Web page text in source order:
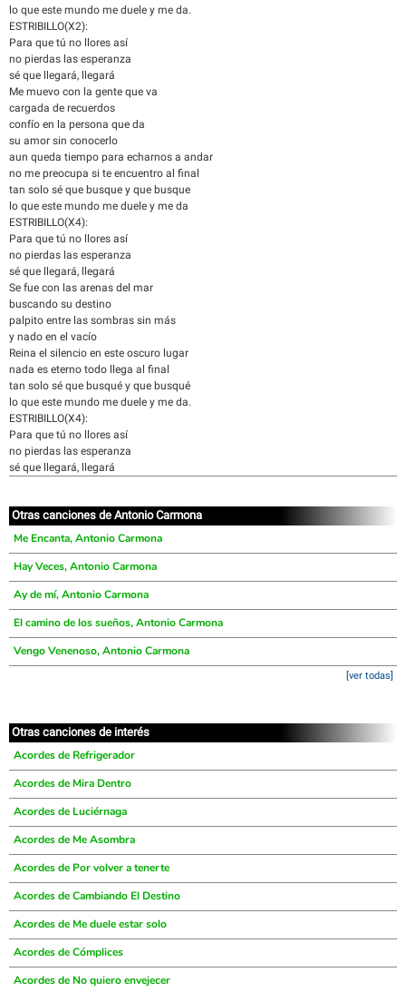
lo que este mundo me duele y me da.
ESTRIBILLO(X2):
Para que tú no llores así
no pierdas las esperanza
sé que llegará, llegará
Me muevo con la gente que va
cargada de recuerdos
confío en la persona que da
su amor sin conocerlo
aun queda tiempo para echarnos a andar
no me preocupa si te encuentro al final
tan solo sé que busque y que busque
lo que este mundo me duele y me da
ESTRIBILLO(X4):
Para que tú no llores así
no pierdas las esperanza
sé que llegará, llegará
Se fue con las arenas del mar
buscando su destino
palpito entre las sombras sin más
y nado en el vacío
Reina el silencio en este oscuro lugar
nada es eterno todo llega al final
tan solo sé que busqué y que busqué
lo que este mundo me duele y me da.
ESTRIBILLO(X4):
Para que tú no llores así
no pierdas las esperanza
sé que llegará, llegará
Otras canciones de Antonio Carmona
Me Encanta, Antonio Carmona
Hay Veces, Antonio Carmona
Ay de mí, Antonio Carmona
El camino de los sueños, Antonio Carmona
Vengo Venenoso, Antonio Carmona
[ver todas]
Otras canciones de interés
Acordes de Refrigerador
Acordes de Mira Dentro
Acordes de Luciérnaga
Acordes de Me Asombra
Acordes de Por volver a tenerte
Acordes de Cambiando El Destino
Acordes de Me duele estar solo
Acordes de Cómplices
Acordes de No quiero envejecer